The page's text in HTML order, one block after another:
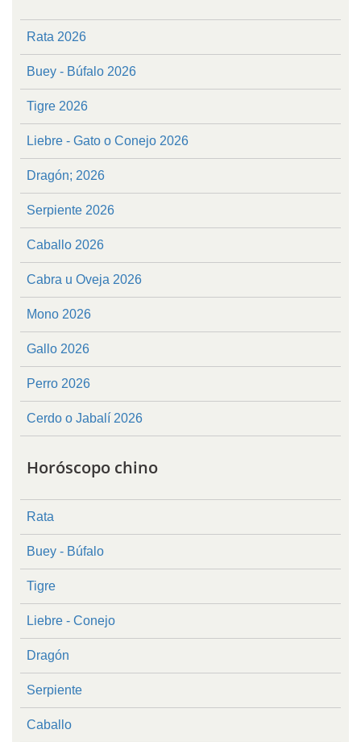
Rata 2026
Buey - Búfalo 2026
Tigre 2026
Liebre - Gato o Conejo 2026
Dragón; 2026
Serpiente 2026
Caballo 2026
Cabra u Oveja 2026
Mono 2026
Gallo 2026
Perro 2026
Cerdo o Jabalí 2026
Horóscopo chino
Rata
Buey - Búfalo
Tigre
Liebre - Conejo
Dragón
Serpiente
Caballo